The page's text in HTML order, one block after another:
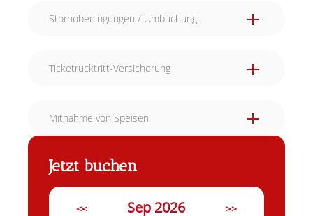
Stornobedingungen / Umbuchung
Ticketrücktritt-Versicherung
Mitnahme von Speisen
Jetzt buchen
<< Sep 2026 >>